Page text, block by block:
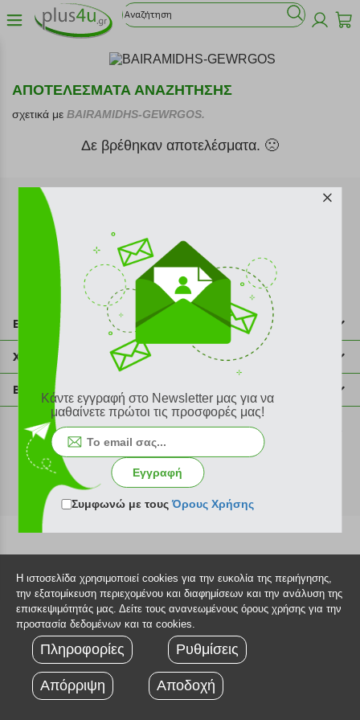
ΑΠΟΤΕΛΕΣΜΑΤΑ ΑΝΑΖΗΤΗΣΗΣ
σχετικά με BAIRAMIDHS-GEWRGOS.
Δε βρέθηκαν αποτελέσματα. 🙁
Εγγραφή στο newsletter
Επικοινωνία
211 2000 700
info@plus4u.gr
Χρήσιμες πληροφορίες
Η εταιρία
Σημεία παραλαβής
Ευκαιρίες καριέρας
Όροι χρήσης
Sitemap
Βοήθεια
Εξέλιξη παραγγελίας
Τρόποι παραγγελίας
Τρόποι πληρωμής
Τρόποι αποστολής
Πολιτική επιστροφών
Τεχνική υποστήριξη
©2026 Plus4u.gr
Κάντε εγγραφή στο Newsletter μας για να
μαθαίνετε πρώτοι τις προσφορές μας!
Εγγραφή
Συμφωνώ με τουςΌρους Χρήσης
Η ιστοσελίδα χρησιμοποιεί cookies για την ευκολία της περιήγησης,
την εξατομίκευση περιεχομένου και διαφημίσεων και την ανάλυση της
επισκεψιμότητάς μας. Δείτε τους ανανεωμένους όρους χρήσης για την
προστασία δεδομένων και τα cookies.
Πληροφορίες Ρυθμίσεις
Απόρριψη Αποδοχή